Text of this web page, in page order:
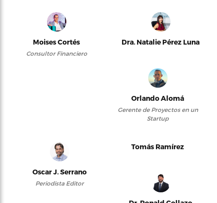
Moises Cortés
Consultor Financiero
Dra. Natalie Pérez Luna
Orlando Alomá
Gerente de Proyectos en un
Startup
Oscar J. Serrano
Periodista Editor
Tomás Ramírez